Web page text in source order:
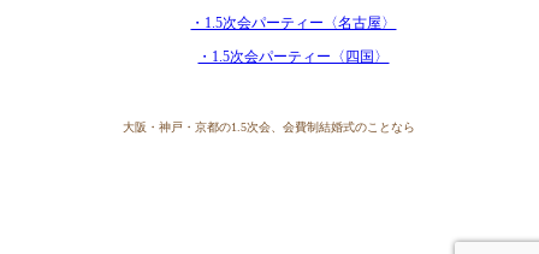
・1.5次会パーティー〈名古屋〉
・1.5次会パーティー〈四国〉
大阪・神戸・京都の1.5次会、会費制結婚式のことなら